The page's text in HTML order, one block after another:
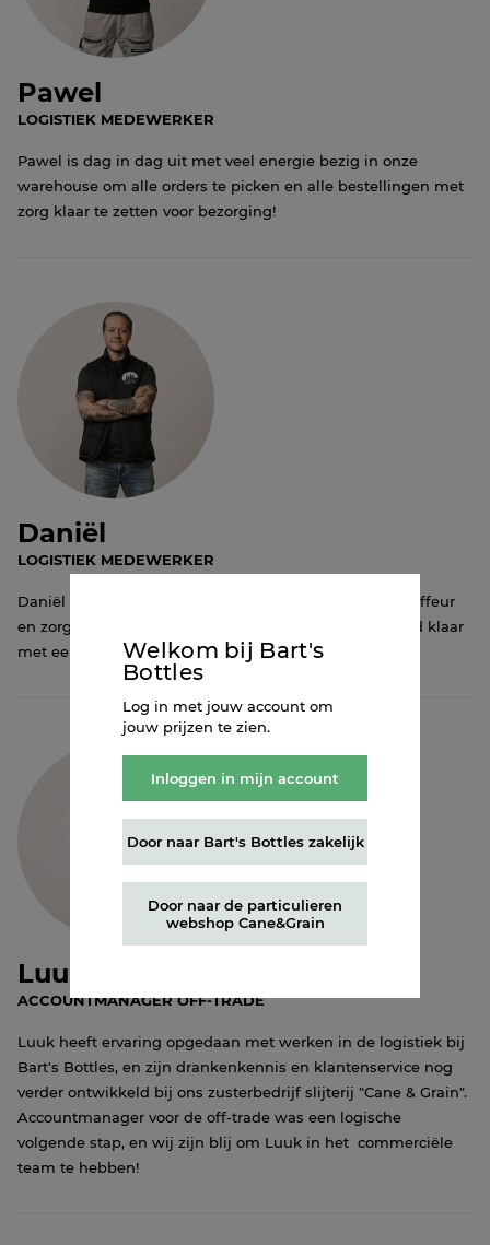
Pawel
LOGISTIEK MEDEWERKER
Pawel is dag in dag uit met veel energie bezig in onze
warehouse om alle orders te picken en alle bestellingen met
zorg klaar te zetten voor bezorging!
Daniël
LOGISTIEK MEDEWERKER
Daniël is van alle markten thuis. Een uitstekende chauffeur
en zorgvuldig logistiek medewerker. Hij staat ook altijd klaar
met een helpende hand voor zijn collega's!
Luuk
ACCOUNTMANAGER OFF-TRADE
Luuk heeft ervaring opgedaan met werken in de logistiek bij
Bart's Bottles, en zijn drankenkennis en klantenservice nog
verder ontwikkeld bij ons zusterbedrijf slijterij "Cane & Grain".
Accountmanager voor de off-trade was een logische
volgende stap, en wij zijn blij om Luuk in het commerciële
team te hebben!
Welkom bij Bart's
Bottles
Log in met jouw account om
jouw prijzen te zien.
Inloggen in mijn account
Door naar Bart's Bottles zakelijk
Door naar de particulieren
webshop Cane&Grain